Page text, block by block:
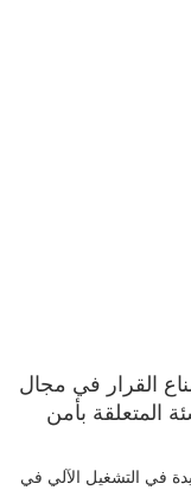
القرار في مجال
المتعلقة بأمن
في التشغيل الآلي في